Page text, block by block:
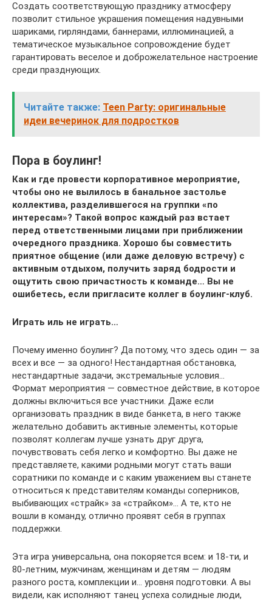
Создать соответствующую празднику атмосферу
позволит стильное украшения помещения надувными
шариками, гирляндами, баннерами, иллюминацией, а
тематическое музыкальное сопровождение будет
гарантировать веселое и доброжелательное настроение
среди празднующих.
Читайте также: Teen Party: оригинальные
идеи вечеринок для подростков
Пора в боулинг!
Как и где провести корпоративное мероприятие,
чтобы оно не вылилось в банальное застолье
коллектива, разделившегося на группки «по
интересам»? Такой вопрос каждый раз встает
перед ответственными лицами при приближении
очередного праздника. Хорошо бы совместить
приятное общение (или даже деловую встречу) с
активным отдыхом, получить заряд бодрости и
ощутить свою причастность к команде… Вы не
ошибетесь, если пригласите коллег в боулинг-клуб.
Играть иль не играть…
Почему именно боулинг? Да потому, что здесь один — за
всех и все — за одного! Нестандартная обстановка,
нестандартные задачи, экстремальные условия…
Формат мероприятия — совместное действие, в которое
должны включиться все участники. Даже если
организовать праздник в виде банкета, в него также
желательно добавить активные элементы, которые
позволят коллегам лучше узнать друг друга,
почувствовать себя легко и комфортно. Вы даже не
представляете, какими родными могут стать ваши
соратники по команде и с каким уважением вы станете
относиться к представителям команды соперников,
выбивающих «страйк» за «страйком»… А те, кто не
вошли в команду, отлично проявят себя в группах
поддержки.
Эта игра универсальна, она покоряется всем: и 18-ти, и
80-летним, мужчинам, женщинам и детям — людям
разного роста, комплекции и… уровня подготовки. А вы
видели, как исполняют танец успеха солидные люди,